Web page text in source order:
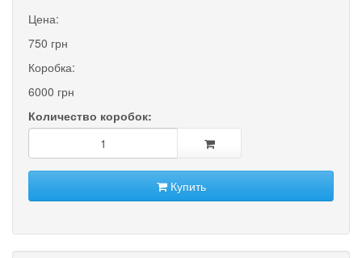
Цена:
750 грн
Коробка:
6000 грн
Количество коробок:
Купить